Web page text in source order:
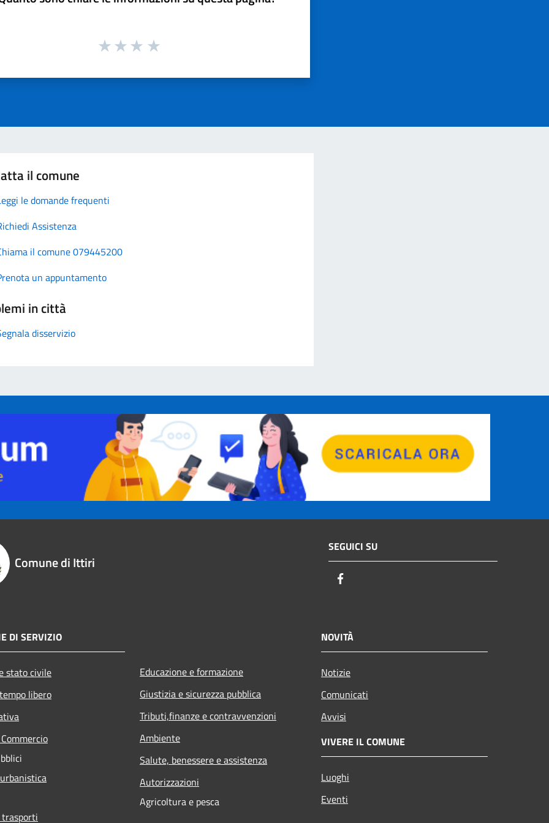
il comune
le domande frequenti
Assistenza
il comune 079445200
un appuntamento
in città
disservizio
Comune di Ittiri
SEGUICI SU
DI SERVIZIO
stato civile
libero
Educazione e formazione
Giustizia e sicurezza pubblica
Tributi,finanze e contravvenzioni
Ambiente
Salute, benessere e assistenza
Autorizzazioni
Agricoltura e pesca
NOVITÀ
Notizie
Comunicati
Avvisi
VIVERE IL COMUNE
Luoghi
Eventi